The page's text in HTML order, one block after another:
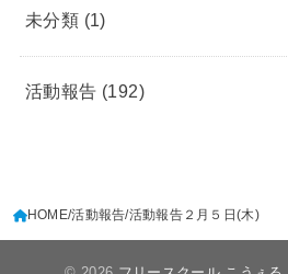
未分類 (1)
活動報告 (192)
HOME 活動報告 活動報告２月５日(木)